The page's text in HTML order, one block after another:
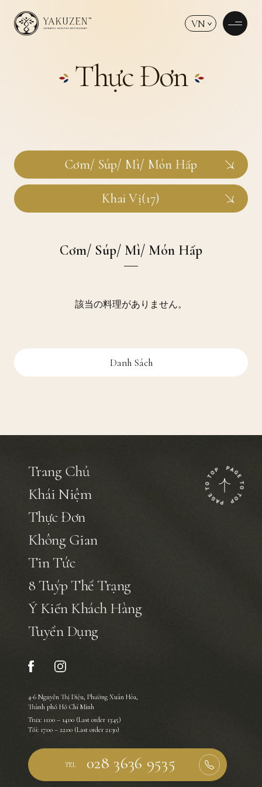
VN
Thực Đơn
Cơm/ Súp/ Mì/ Món Hấp
Khai Vị(17)
Cơm/ Súp/ Mì/ Món Hấp
該当の料理がありません。
Danh Sách
Trang Chủ
Khái Niệm
Thực Đơn
Không Gian
Tin Tức
8 Tuýp Thể Trạng
Ý Kiến Khách Hàng
Tuyển Dụng
4-6 Nguyễn Thị Diệu, Phường Xuân Hòa,
Thành phố Hồ Chí Minh
Trưa: 11:00 – 14:00 (Last order 13:45)
Tối: 17:00 – 22:00 (Last order 21:30)
TEL